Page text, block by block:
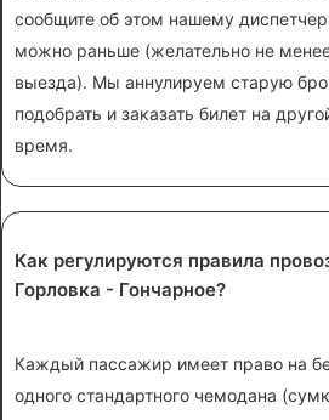
сообщите об этом нашему
можно раньше (желательно не
выезда). Мы аннулируем старую
подобрать и заказать билет на
время.
Как регулируются правила
Горловка - Гончарное?
Каждый пассажир имеет право на
одного стандартного чемодана